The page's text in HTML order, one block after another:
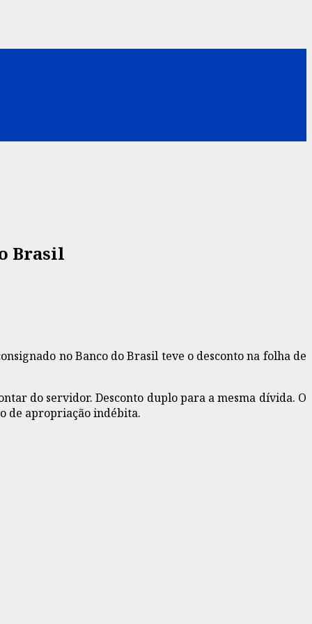
Brasil
no Banco do Brasil teve o desconto na folha de
do servidor. Desconto duplo para a mesma dívida. O
de apropriação indébita.